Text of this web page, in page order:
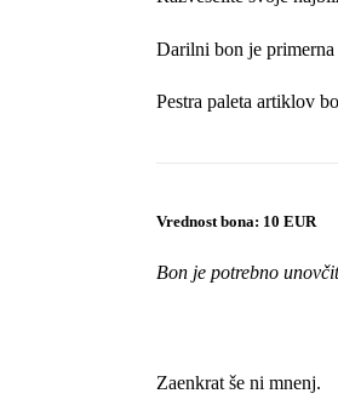
Darilni bon je primerna
Pestra paleta artiklov
Vrednost bona: 10 EUR
Bon je potrebno
Zaenkrat še ni mnenj.